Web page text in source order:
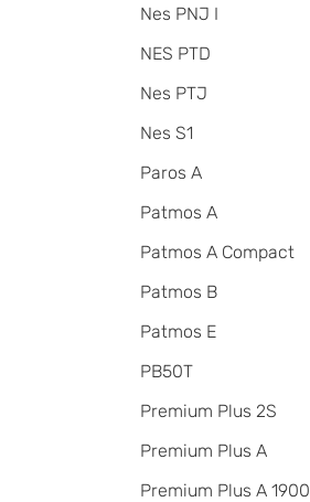
Nes PNJ I
NES PTD
Nes PTJ
Nes S1
Paros A
Patmos A
Patmos A Compact
Patmos B
Patmos E
PB50T
Premium Plus 2S
Premium Plus A
Premium Plus A 1900